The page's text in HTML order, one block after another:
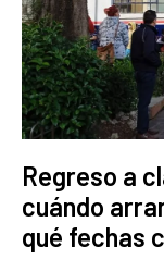
Regreso a
cuándo
qué fechas